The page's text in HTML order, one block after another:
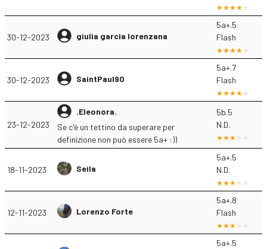
30-12-2023 giulia garcia lorenzana
5a+.5
Flash
30-12-2023 SaintPaul90
5a+.7
Flash
23-12-2023
.Eleonora.
Se c'è un tettino da superare per
definizione non può essere 5a+ :))
5b.5
N.D.
18-11-2023 Seila
5a+.5
N.D.
12-11-2023 Lorenzo Forte
5a+.8
Flash
5a+.5